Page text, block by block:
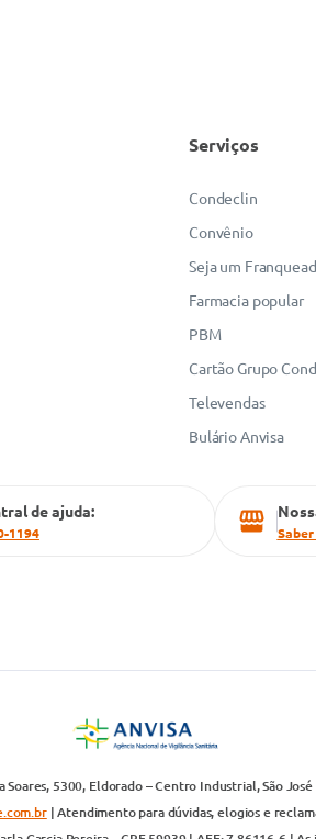
Serviços
Condeclin
Convênio
Seja um
Farmacia popular
PBM
Cartão Grupo
Televendas
Bulário Anvisa
de ajuda:
1194
5300, Eldorado – Centro Industrial, São
| Atendimento para dúvidas, elogios e